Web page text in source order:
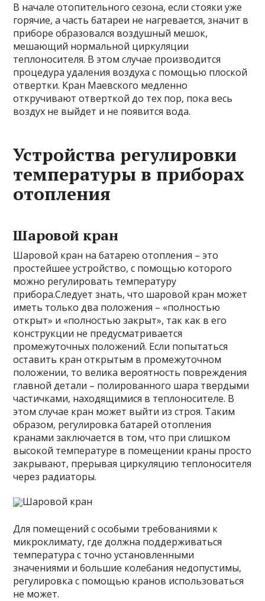
В начале отопительного сезона, если стояки уже
горячие, а часть батареи не нагревается, значит в
приборе образовался воздушный мешок,
мешающий нормальной циркуляции
теплоносителя. В этом случае производится
процедура удаления воздуха с помощью плоской
отвертки. Кран Маевского медленно
откручивают отверткой до тех пор, пока весь
воздух не выйдет и не появится вода.
Устройства регулировки
температуры в приборах
отопления
Шаровой кран
Шаровой кран на батарею отопления – это
простейшее устройство, с помощью которого
можно регулировать температуру
прибора.Следует знать, что шаровой кран может
иметь только два положения – «полностью
открыт» и «полностью закрыт», так как в его
конструкции не предусматривается
промежуточных положений. Если попытаться
оставить кран открытым в промежуточном
положении, то велика вероятность повреждения
главной детали – полированного шара твердыми
частичками, находящимися в теплоносителе. В
этом случае кран может выйти из строя. Таким
образом, регулировка батарей отопления
кранами заключается в том, что при слишком
высокой температуре в помещении краны просто
закрывают, прерывая циркуляцию теплоносителя
через радиаторы.
Шаровой кран
Для помещений с особыми требованиями к
микроклимату, где должна поддерживаться
температура с точно установленными
значениями и большие колебания недопустимы,
регулировка с помощью кранов использоваться
не может.